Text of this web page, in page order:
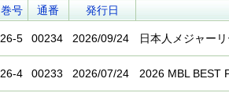
巻号 通番 発行日
26-5 00234 2026/09/24 日本人メジャー
26-4 00233 2026/07/24 2026 MBL BEST